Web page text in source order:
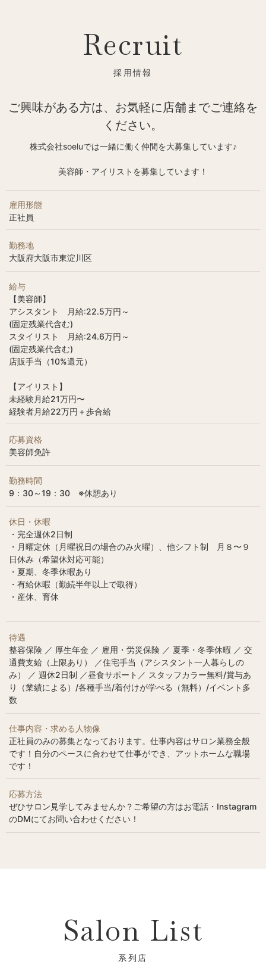
Recruit
ご興味がある方は、お気軽に店舗までご連絡を
ください。
株式会社soeluでは一緒に働く仲間を大募集しています♪
美容師・アイリストを募集しています！
雇用形態
正社員
勤務地
大阪府大阪市東淀川区
給与
【美容師】
アシスタント 月給:22.5万円～
(固定残業代含む)
スタイリスト 月給:24.6万円～
(固定残業代含む)
店販手当（10%還元）
【アイリスト】
未経験月給21万円〜
経験者月給22万円＋歩合給
応募資格
美容師免許
勤務時間
9：30～19：30 ※休憩あり
休日・休暇
・完全週休2日制
・月曜定休（月曜祝日の場合のみ火曜）、他シフト制 月８〜９
日休み（希望休対応可能）
・夏期、冬季休暇あり
・有給休暇（勤続半年以上で取得）
・産休、育休
待遇
整容保険 ／ 厚生年金 ／ 雇用・労災保険 ／ 夏季・冬季休暇 ／ 交
通費支給（上限あり） ／住宅手当（アシスタント一人暮らしの
み） ／ 週休2日制 ／昼食サポート／ スタッフカラー無料/賞与あ
り（業績による）/各種手当/着付けが学べる（無料）/イベント多
数
仕事内容・求める人物像
正社員のみの募集となっております。仕事内容はサロン業務全般
です！自分のペースに合わせて仕事ができ、アットホームな職場
です！
応募方法
ぜひサロン見学してみませんか？ご希望の方はお電話・Instagram
のDMにてお問い合わせください！
Salon List